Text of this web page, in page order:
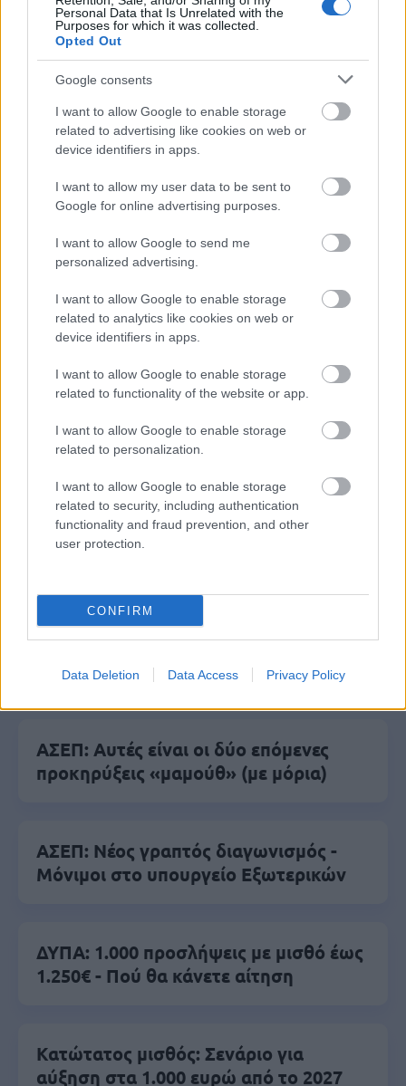
Personal Data that Is Unrelated with the
Purposes for which it was collected.
Opted Out
Google consents
I want to allow Google to enable storage
related to advertising like cookies on web or
device identifiers in apps.
I want to allow my user data to be sent to
Google for online advertising purposes.
I want to allow Google to send me
personalized advertising.
I want to allow Google to enable storage
related to analytics like cookies on web or
device identifiers in apps.
I want to allow Google to enable storage
related to functionality of the website or app.
I want to allow Google to enable storage
related to personalization.
I want to allow Google to enable storage
related to security, including authentication
functionality and fraud prevention, and other
user protection.
CONFIRM
Data Deletion Data Access Privacy Policy
τι. Μου λέει η μητέρα μου πάρε κατευθείαν το
ασθενοφόρο. Μέχρι να φτάσουμε στο κέντρο
υγείας το παιδί είχε πεθάνει», είπε η 25χρονη,
σύμφωνα με την εκπομπή «Live News» του Mega.
ΑΣΕΠ: Πιστοποίηση Αγγλικών σε
μόνο 2 ημέρες στα χέρια σας
ΑΣΕΠ: Εξ αποστάσεως η πιο Εύκολη
μέρες
Μάθε πρώτος όλες τις σημαντικές
ειδήσεις.
Βάλε το proson.gr στα αποτελέσματα
αναζήτησης της Google
Δημοφιλείς Ειδήσεις
ΑΣΕΠ: Αυτές είναι οι δύο επόμενες
προκηρύξεις «μαμούθ» (με μόρια)
ΑΣΕΠ: Νέος γραπτός διαγωνισμός -
Μόνιμοι στο υπουργείο Εξωτερικών
ΔΥΠΑ: 1.000 προσλήψεις με μισθό έως
1.250€ - Πού θα κάνετε αίτηση
Κατώτατος μισθός: Σενάριο για
αύξηση στα 1.000 ευρώ από το 2027